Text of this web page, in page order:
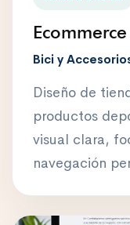
Ecommerce
Bici y
Diseño de
productos
visual clara,
navegación